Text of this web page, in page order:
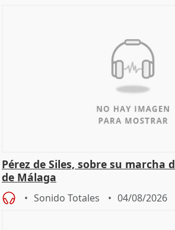
Pérez de Siles, sobre su marcha
de Málaga
Sonido Totales 04/08/2026